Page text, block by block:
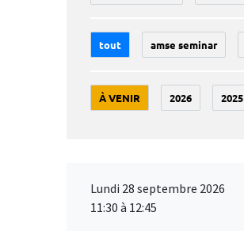
tout amse seminar
À VENIR 2026 2025
Lundi 28 septembre 2026
11:30 à 12:45